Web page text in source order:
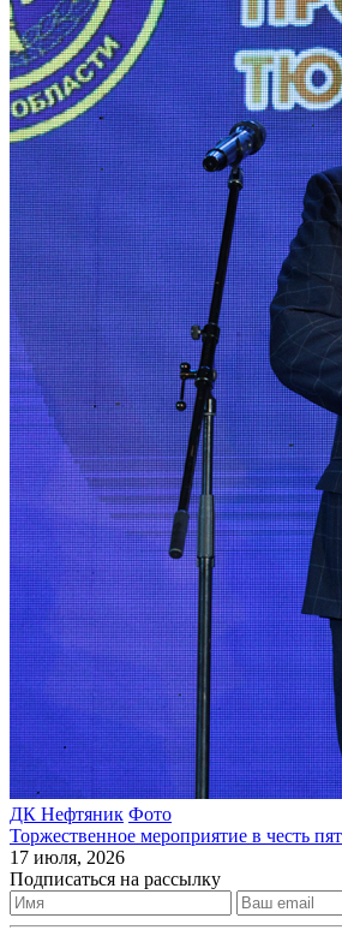
ДК Нефтяник Фото
Торжественное мероприятие в честь
17 июля, 2026
Подписаться на рассылку